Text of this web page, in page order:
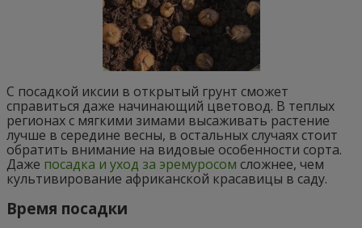
С посадкой иксии в открытый грунт сможет
справиться даже начинающий цветовод. В теплых
регионах с мягкими зимами высаживать растение
лучше в середине весны, в остальных случаях стоит
обратить внимание на видовые особенности сорта.
Даже посадка и уход за эремуросом сложнее, чем
культивирование африканской красавицы в саду.
Время посадки